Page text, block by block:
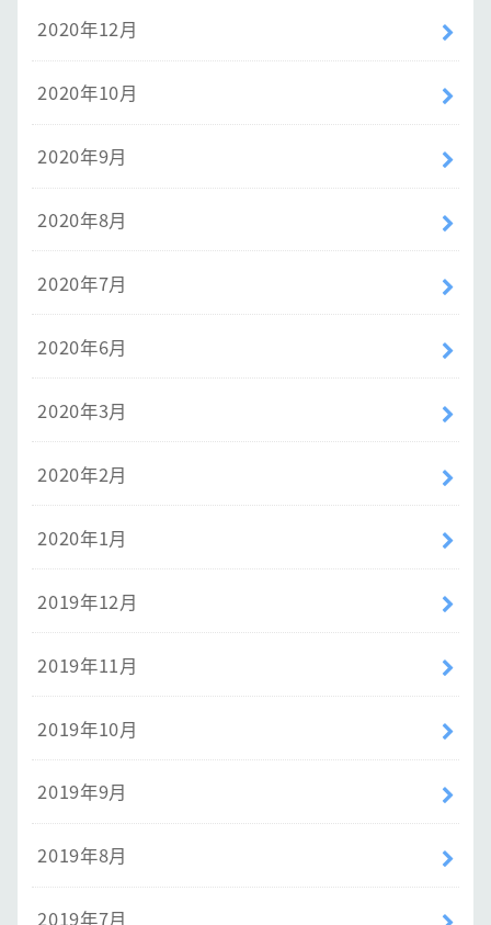
2020年12月
2020年10月
2020年9月
2020年8月
2020年7月
2020年6月
2020年3月
2020年2月
2020年1月
2019年12月
2019年11月
2019年10月
2019年9月
2019年8月
2019年7月